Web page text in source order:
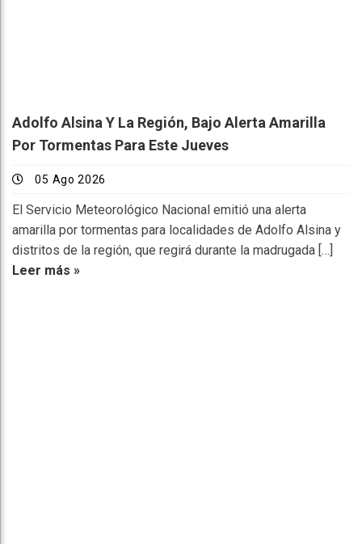
Adolfo Alsina Y La Región, Bajo Alerta Amarilla
Por Tormentas Para Este Jueves
05 Ago 2026
El Servicio Meteorológico Nacional emitió una alerta
amarilla por tormentas para localidades de Adolfo Alsina y
distritos de la región, que regirá durante la madrugada […]
Leer más »